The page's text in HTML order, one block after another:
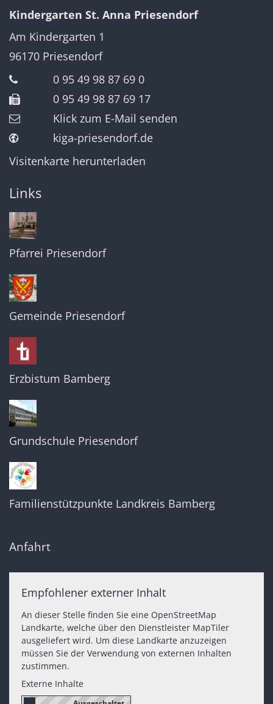
Kindergarten St. Anna Priesendorf
Am Kindergarten 1
96170 Priesendorf
0 95 49 98 87 69 0
0 95 49 98 87 69 17
Klick zum E-Mail senden
kiga-priesendorf.de
Visitenkarte herunterladen
Links
Pfarrei Priesendorf
Gemeinde Priesendorf
Erzbistum Bamberg
Grundschule Priesendorf
Familienstützpunkte Landkreis Bamberg
Anfahrt
Empfohlener externer Inhalt
An dieser Stelle finden Sie eine OpenStreetMap
Landkarte, welche über den Dienstleister MapTiler
ausgeliefert wird. Um diese Landkarte anzuzeigen
müssen Sie der Verwendung von externen Inhalten
zustimmen.
Externe Inhalte